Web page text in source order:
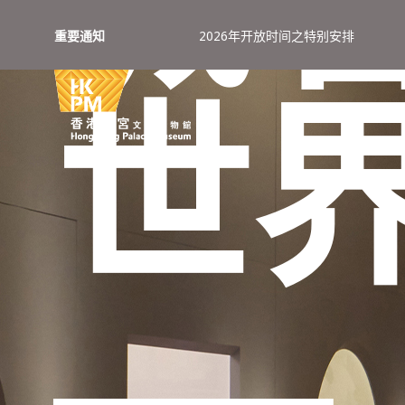
重要通知 2026年开放时间之特别安排
世